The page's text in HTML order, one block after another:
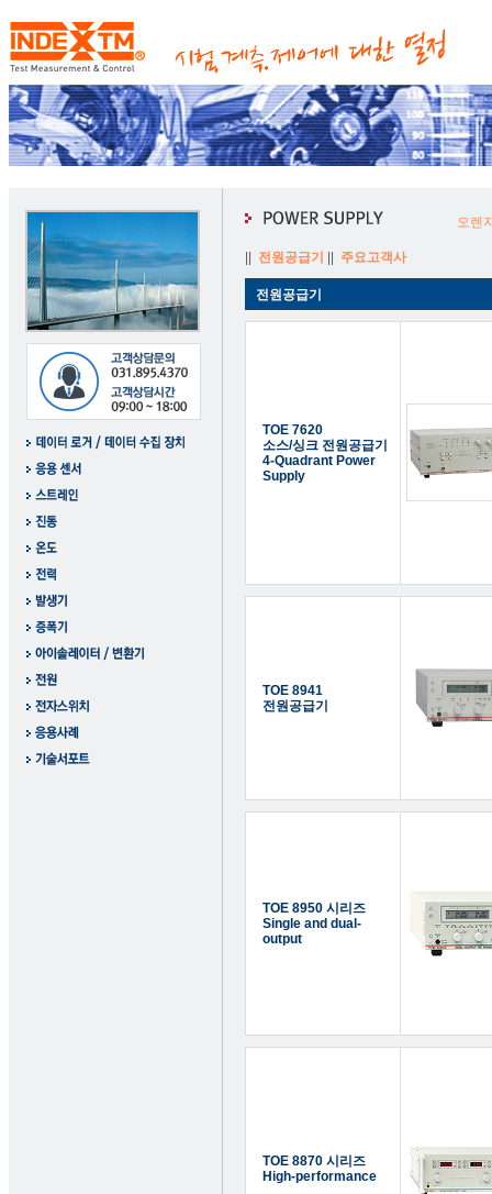
오렌
전원공급기 주요고객사
전원공급기
TOE 7620
소스/싱크 전원공급기
4-Quadrant Power
Supply
TOE 8941
전원공급기
TOE 8950 시리즈
Single and dual-
output
TOE 8870 시리즈
High-performance